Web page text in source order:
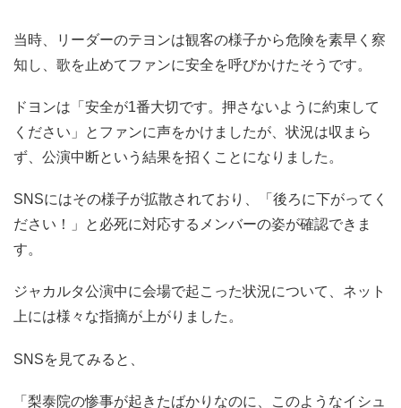
当時、リーダーのテヨンは観客の様子から危険を素早く察
知し、歌を止めてファンに安全を呼びかけたそうです。
ドヨンは「安全が1番大切です。押さないように約束して
ください」とファンに声をかけましたが、状況は収まら
ず、公演中断という結果を招くことになりました。
SNSにはその様子が拡散されており、「後ろに下がってく
ださい！」と必死に対応するメンバーの姿が確認できま
す。
ジャカルタ公演中に会場で起こった状況について、ネット
上には様々な指摘が上がりました。
SNSを見てみると、
「梨泰院の惨事が起きたばかりなのに、このようなイシュ